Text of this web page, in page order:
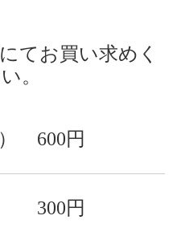
てお買い求めく
。
600円
300円